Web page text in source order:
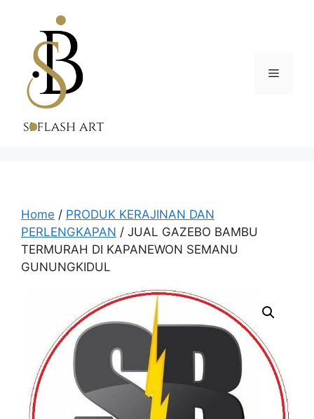
content
Menu
Home / PRODUK KERAJINAN DAN
PERLENGKAPAN / JUAL GAZEBO BAMBU
TERMURAH DI KAPANEWON SEMANU
GUNUNGKIDUL